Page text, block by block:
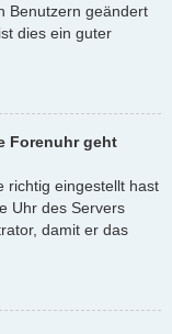
Benutzern geändert
dies ein guter
Forenuhr geht
richtig eingestellt hast
Uhr des Servers
damit er das